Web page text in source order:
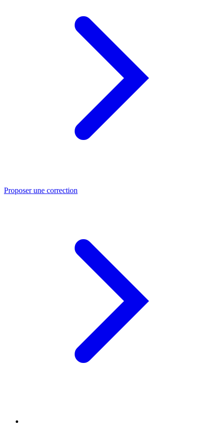
Proposer une correction